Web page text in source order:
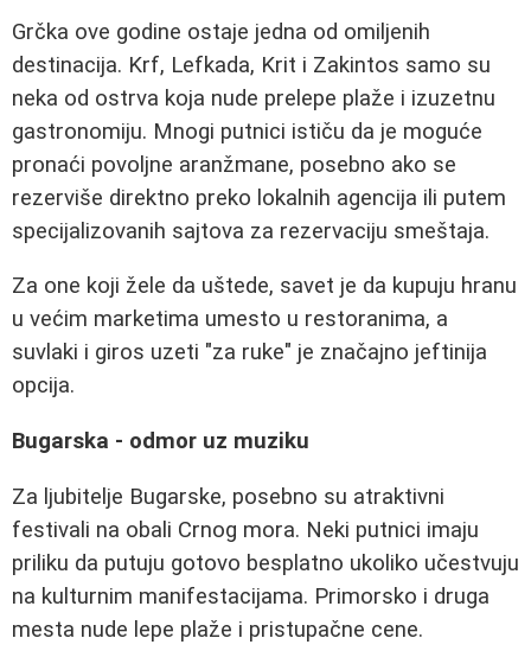
Grčka ove godine ostaje jedna od omiljenih
destinacija. Krf, Lefkada, Krit i Zakintos samo su
neka od ostrva koja nude prelepe plaže i izuzetnu
gastronomiju. Mnogi putnici ističu da je moguće
pronaći povoljne aranžmane, posebno ako se
rezerviše direktno preko lokalnih agencija ili putem
specijalizovanih sajtova za rezervaciju smeštaja.
Za one koji žele da uštede, savet je da kupuju hranu
u većim marketima umesto u restoranima, a
suvlaki i giros uzeti "za ruke" je značajno jeftinija
opcija.
Bugarska - odmor uz muziku
Za ljubitelje Bugarske, posebno su atraktivni
festivali na obali Crnog mora. Neki putnici imaju
priliku da putuju gotovo besplatno ukoliko učestvuju
na kulturnim manifestacijama. Primorsko i druga
mesta nude lepe plaže i pristupačne cene.